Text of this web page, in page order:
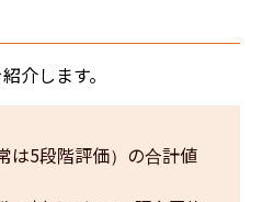
介します。
は5段階評価）の合計値